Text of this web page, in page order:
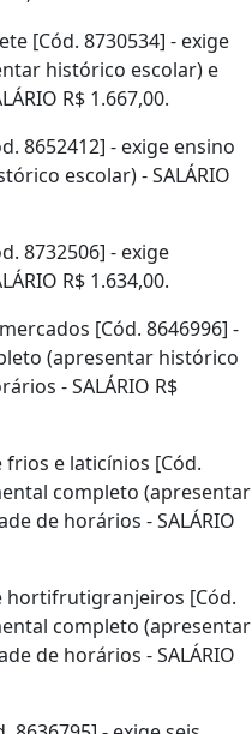
[Cód. 8730534] - exige
histórico escolar) e
R$ 1.667,00.
8652412] - exige ensino
escolar) - SALÁRIO
8732506] - exige
R$ 1.634,00.
[Cód. 8646996] -
(apresentar histórico
- SALÁRIO R$
e laticínios [Cód.
completo (apresentar
de horários - SALÁRIO
hortifrutigranjeiros [Cód.
completo (apresentar
de horários - SALÁRIO